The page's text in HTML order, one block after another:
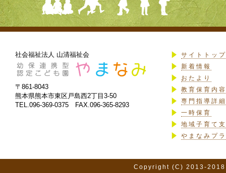
社会福祉法人 山清福祉会
〒861-8043
熊本県熊本市東区戸島西2丁目3-50
TEL.096-369-0375 FAX.096-365-8293
サイトトップ
新着情報
おたより
教育保育内
専門指導詳細
一時保育
地域子育て
やまなみプ
Copyright (C) 2013-